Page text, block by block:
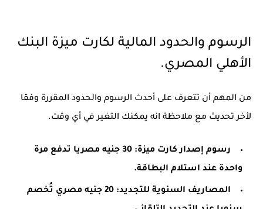
الرسوم والحدود المالية لكارت ميزة البنك
الأهلي المصري.
من المهم أن تتعرف على أحدث الرسوم والحدود المقررة وفقا
لأخر تحديث مع ملاحظة انه يمكنك التغير في أي وقت.
رسوم إصدار كارت ميزة: 30 جنيه مصريا تدفع مرة
واحدة عند استلام البطاقة.
المصاريف السنوية للتجديد: 20 جنيه مصري تُخصم